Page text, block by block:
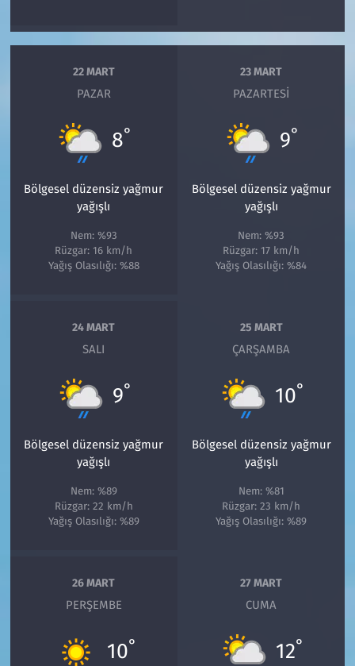
22 MART
PAZAR
8°
Bölgesel düzensiz yağmur
yağışlı
Nem: %93
Rüzgar: 16 km/h
Yağış Olasılığı: %88
23 MART
PAZARTESI
9°
Bölgesel düzensiz yağmur
yağışlı
Nem: %93
Rüzgar: 17 km/h
Yağış Olasılığı: %84
24 MART
SALI
9°
Bölgesel düzensiz yağmur
yağışlı
Nem: %89
Rüzgar: 22 km/h
Yağış Olasılığı: %89
25 MART
ÇARŞAMBA
10°
Bölgesel düzensiz yağmur
yağışlı
Nem: %81
Rüzgar: 23 km/h
Yağış Olasılığı: %89
26 MART
PERŞEMBE
10°
27 MART
CUMA
12°